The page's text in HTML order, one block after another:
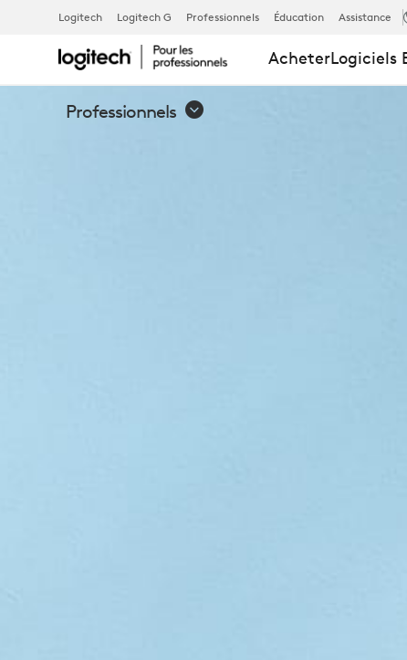
MICROSOFT
ROOMS
Logitech Logitech G Professionnels Éducation Assistance
AcheterLogiciels
Professionnels